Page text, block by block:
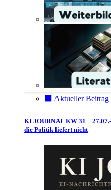
⬛️ Aktueller Beitrag
KI JOURNAL KW 31 –
die Politik liefert nicht